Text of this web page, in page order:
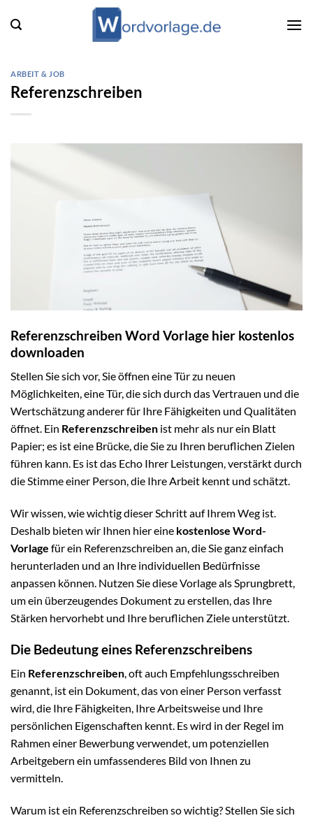
Inhalt
ARBEIT & JOB
Referenzschreiben
Referenzschreiben Word Vorlage hier kostenlos
downloaden
Stellen Sie sich vor, Sie öffnen eine Tür zu neuen
Möglichkeiten, eine Tür, die sich durch das Vertrauen und die
Wertschätzung anderer für Ihre Fähigkeiten und Qualitäten
öffnet. Ein Referenzschreiben ist mehr als nur ein Blatt
Papier; es ist eine Brücke, die Sie zu Ihren beruflichen Zielen
führen kann. Es ist das Echo Ihrer Leistungen, verstärkt durch
die Stimme einer Person, die Ihre Arbeit kennt und schätzt.
Wir wissen, wie wichtig dieser Schritt auf Ihrem Weg ist.
Deshalb bieten wir Ihnen hier eine kostenlose Word-
Vorlage für ein Referenzschreiben an, die Sie ganz einfach
herunterladen und an Ihre individuellen Bedürfnisse
anpassen können. Nutzen Sie diese Vorlage als Sprungbrett,
um ein überzeugendes Dokument zu erstellen, das Ihre
Stärken hervorhebt und Ihre beruflichen Ziele unterstützt.
Die Bedeutung eines Referenzschreibens
Ein Referenzschreiben, oft auch Empfehlungsschreiben
genannt, ist ein Dokument, das von einer Person verfasst
wird, die Ihre Fähigkeiten, Ihre Arbeitsweise und Ihre
persönlichen Eigenschaften kennt. Es wird in der Regel im
Rahmen einer Bewerbung verwendet, um potenziellen
Arbeitgebern ein umfassenderes Bild von Ihnen zu
vermitteln.
Warum ist ein Referenzschreiben so wichtig? Stellen Sie sich